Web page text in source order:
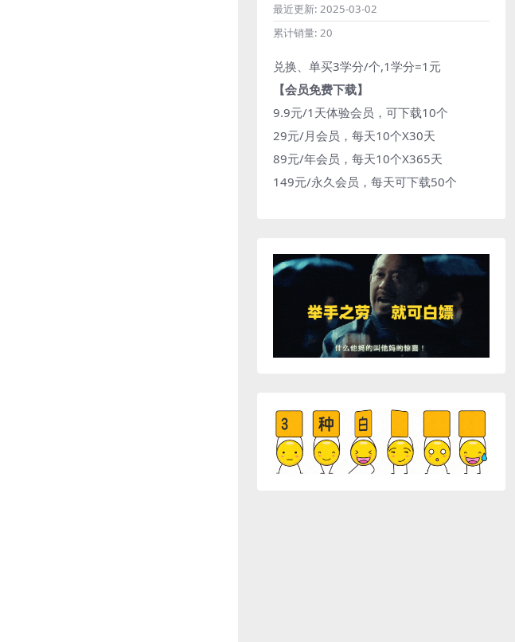
最近更新: 2025-03-02
累计销量: 20
兑换、单买3学分/个,1学分=1元
【会员免费下载】
9.9元/1天体验会员，可下载10个
29元/月会员，每天10个X30天
89元/年会员，每天10个X365天
149元/永久会员，每天可下载50个